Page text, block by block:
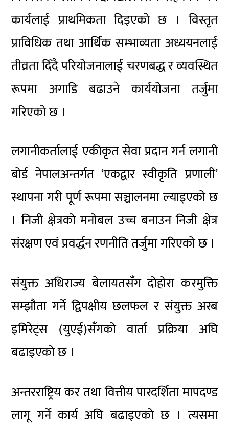
कार्यलाई प्राथमिकता दिइएको छ । विस्तृत
प्राविधिक तथा आर्थिक सम्भाव्यता अध्ययनलाई
तीव्रता दिँदै परियोजनालाई चरणबद्ध र व्यवस्थित
रूपमा अगाडि बढाउने कार्ययोजना तर्जुमा
गरिएको छ ।
लगानीकर्तालाई एकीकृत सेवा प्रदान गर्न लगानी
बोर्ड नेपालअन्तर्गत ‘एकद्वार स्वीकृति प्रणाली’
स्थापना गरी पूर्ण रूपमा सञ्चालनमा ल्याइएको छ
। निजी क्षेत्रको मनोबल उच्च बनाउन निजी क्षेत्र
संरक्षण एवं प्रवर्द्धन रणनीति तर्जुमा गरिएको छ ।
संयुक्त अधिराज्य बेलायतसँग दोहोरा करमुक्ति
सम्झौता गर्ने द्विपक्षीय छलफल र संयुक्त अरब
इमिरेट्स (युएई)सँगको वार्ता प्रक्रिया अघि
बढाइएको छ ।
अन्तरराष्ट्रिय कर तथा वित्तीय पारदर्शिता मापदण्ड
लागू गर्ने कार्य अघि बढाइएको छ । त्यसमा